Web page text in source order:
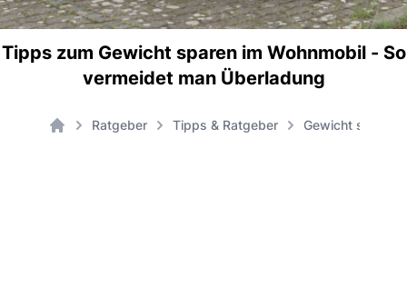
Tipps zum Gewicht sparen im Wohnmobil - So
vermeidet man Überladung
Ratgeber Tipps & Ratgeber Gewicht sparen